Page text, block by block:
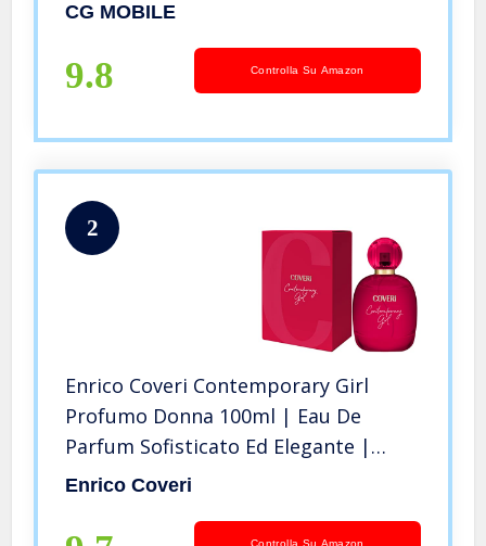
CG MOBILE
9.8 Controlla Su Amazon
2
Enrico Coveri Contemporary Girl
Profumo Donna 100ml | Eau De
Parfum Sofisticato Ed Elegante |
Profumi Donna dalla Composizione
Enrico Coveri